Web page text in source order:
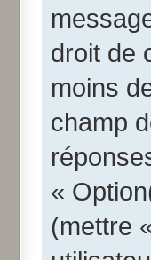
droit de
moins
champ
«
(mettre